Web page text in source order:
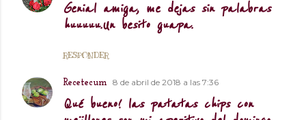
Genial amiga, me dejas sin palabras
huuuuu.Un besito guapa.
RESPONDER
Recetecum 8 de abril de 2018 a las 7:36
Qué bueno! las patatas chips con